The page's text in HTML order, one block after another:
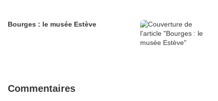
Bourges : le musée Estève
Commentaires